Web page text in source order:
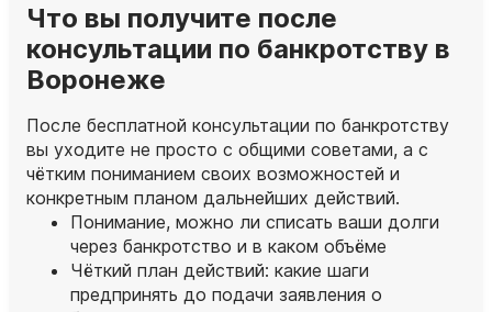
Что вы получите после
консультации по банкротству в
Воронеже
После бесплатной консультации по банкротству
вы уходите не просто с общими советами, а с
чётким пониманием своих возможностей и
конкретным планом дальнейших действий.
Понимание, можно ли списать ваши долги
через банкротство и в каком объёме
Чёткий план действий: какие шаги
предпринять до подачи заявления о